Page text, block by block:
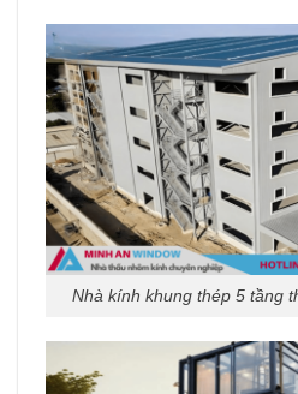
Nhà kính khung thép 5 tầng